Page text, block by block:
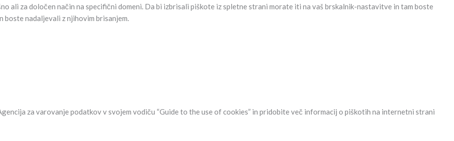
ali za določen način na specifični domeni. Da bi izbrisali piškote iz spletne strani morate iti na vaš brskalnik-nastavitve in tam boste
boste nadaljevali z njihovim brisanjem.
za varovanje podatkov v svojem vodiču “Guide to the use of cookies” in pridobite več informacij o piškotih na internetni strani